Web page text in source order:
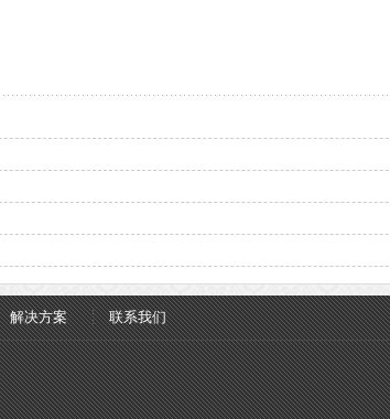
解决方案 联系我们